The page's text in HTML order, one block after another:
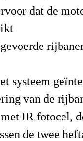
dat de
systeem
van de
IR fotocel,
de twee